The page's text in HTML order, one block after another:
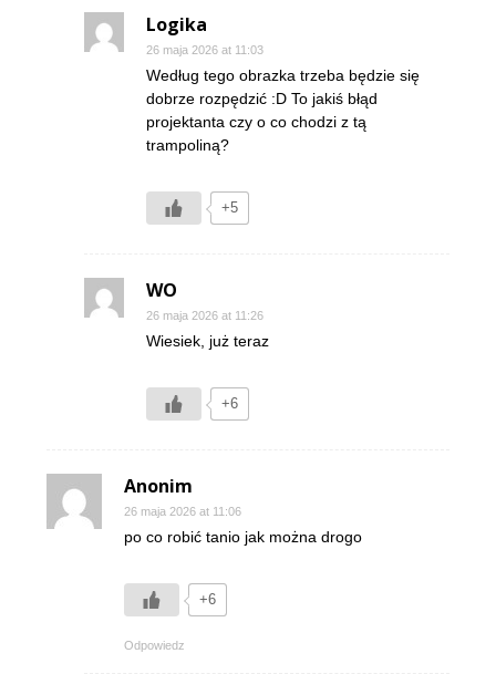
Logika
26 maja 2026 at 11:03
Według tego obrazka trzeba będzie się
dobrze rozpędzić :D To jakiś błąd
projektanta czy o co chodzi z tą
trampoliną?
+5
WO
26 maja 2026 at 11:26
Wiesiek, już teraz
+6
Anonim
26 maja 2026 at 11:06
po co robić tanio jak można drogo
+6
Odpowiedz